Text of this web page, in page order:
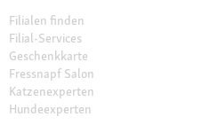
Filialen finden
Filial-Services
Geschenkkarte
Fressnapf Salon
Katzenexperten
Hundeexperten